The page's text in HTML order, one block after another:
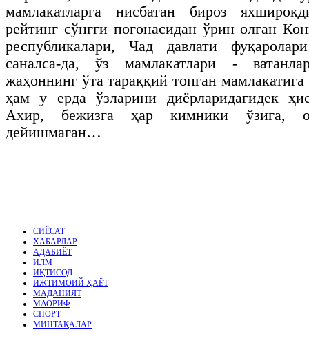
мамлакатларга нисбатан бироз
рейтинг сўнгги поғонасидан ўрин олган
республикалари, Чад давлати
саналса-да, ўз мамлакатлари -
жаҳоннинг ўта тараққий топган
ҳам у ерда ўзларини диёрларидагидек
Ахир, бежизга ҳар кимники ўзига,
дейишмаган…
СИЁСАТ
ХАБАРЛАР
АДАБИЁТ
ИЛМ
ИҚТИСОД
ИЖТИМОИЙ ҲАЁТ
МАДАНИЯТ
МАОРИФ
СПОРТ
МИНТАҚАЛАР